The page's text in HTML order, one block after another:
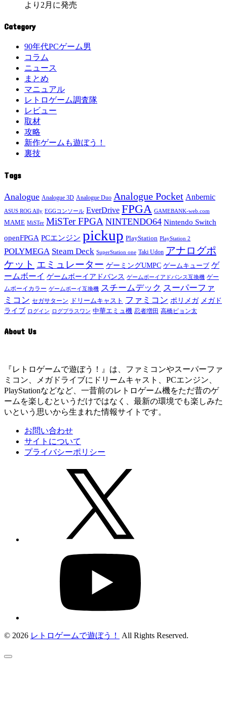
より2月に発売
Category
90年代PCゲーム男
コラム
ニュース
まとめ
マニュアル
レトロゲーム調査隊
レビュー
取材
攻略
新作ゲームも遊ぼう！
裏技
Tags
Analogue Analogue 3D Analogue Duo Analogue Pocket Anbernic
ASUS ROG Ally EGGコンソール EverDrive FPGA GAMEBANK-web.com
MAME MiSTer MiSTer FPGA NINTENDO64 Nintendo Switch
openFPGA PCエンジン pickup PlayStation PlayStation 2
POLYMEGA Steam Deck SuperStation one Taki Udon アナログポ
ケット エミュレーター ゲーミングUMPC ゲームキューブ ゲ
ームボーイ ゲームボーイアドバンス ゲームボーイアドバンス互換機 ゲー
ムボーイカラー ゲームボーイ互換機 スチームデック スーパーファ
ミコン セガサターン ドリームキャスト ファミコン ポリメガ メガド
ライブ ログイン ログプラスワン 中華エミュ機 忍者増田 高橋ピョン太
About Us
『レトロゲームで遊ぼう！』は、ファミコンやスーパーファ
ミコン、メガドライブにドリームキャスト、PCエンジン、
PlayStationなどなど、一昔前のレトロゲーム機をただ昔のゲ
ームを楽しむというだけではなく、最新の環境でも楽しみた
いという思いから生まれた情報サイトです。
お問い合わせ
サイトについて
プライバシーポリシー
© 2026 レトロゲームで遊ぼう！ All Rights Reserved.